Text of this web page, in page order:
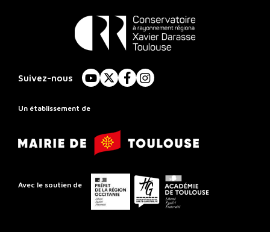
Rayonnement
Régional
Toulouse
Suivez-nous
YouTube
X FacebookInstagram
Un établissement de
Mairie
de
Avec le soutien de
Préfet
de
la
Conseil
départemental
Académie
de